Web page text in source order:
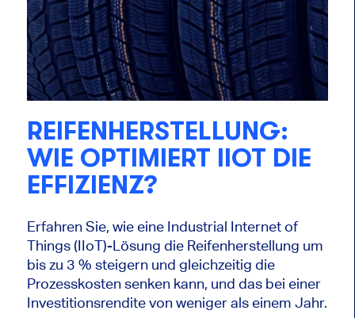
REIFENHERSTELLUNG:
WIE OPTIMIERT IIOT DIE
EFFIZIENZ?
Erfahren Sie, wie eine Industrial Internet of
Things (IIoT)-Lösung die Reifenherstellung um
bis zu 3 % steigern und gleichzeitig die
Prozesskosten senken kann, und das bei einer
Investitionsrendite von weniger als einem Jahr.